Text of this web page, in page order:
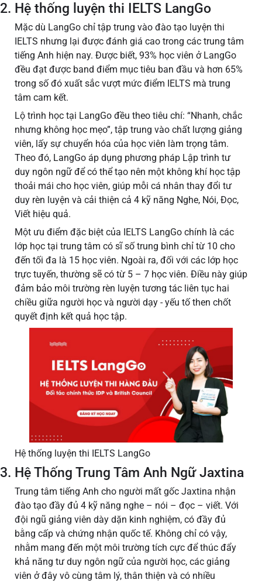
2. Hệ thống luyện thi IELTS LangGo
Mặc dù LangGo chỉ tập trung vào đào tạo luyện thi
IELTS nhưng lại được đánh giá cao trong các trung tâm
tiếng Anh hiện nay. Được biết, 93% học viên ở LangGo
đều đạt được band điểm mục tiêu ban đầu và hơn 65%
trong số đó xuất sắc vượt mức điểm IELTS mà trung
tâm cam kết.
Lộ trình học tại LangGo đều theo tiêu chí: “Nhanh, chắc
nhưng không học mẹo”, tập trung vào chất lượng giảng
viên, lấy sự chuyển hóa của học viên làm trọng tâm.
Theo đó, LangGo áp dụng phương pháp Lập trình tư
duy ngôn ngữ để có thể tạo nên một không khí học tập
thoải mái cho học viên, giúp mỗi cá nhân thay đổi tư
duy rèn luyện và cải thiện cả 4 kỹ năng Nghe, Nói, Đọc,
Viết hiệu quả.
Một ưu điểm đặc biệt của IELTS LangGo chính là các
lớp học tại trung tâm có sĩ số trung bình chỉ từ 10 cho
đến tối đa là 15 học viên. Ngoài ra, đối với các lớp học
trực tuyến, thường sẽ có từ 5 – 7 học viên. Điều này giúp
đảm bảo môi trường rèn luyện tương tác liên tục hai
chiều giữa người học và người dạy - yếu tố then chốt
quyết định kết quả học tập.
Hệ thống luyện thi IELTS LangGo
3. Hệ Thống Trung Tâm Anh Ngữ Jaxtina
Trung tâm tiếng Anh cho người mất gốc Jaxtina nhận
đào tạo đầy đủ 4 kỹ năng nghe – nói – đọc – viết. Với
đội ngũ giảng viên dày dặn kinh nghiệm, có đầy đủ
bằng cấp và chứng nhận quốc tế. Không chỉ có vậy,
nhằm mang đến một môi trường tích cực để thúc đẩy
khả năng tư duy ngôn ngữ của người học, các giảng
viên ở đây vô cùng tâm lý, thân thiện và có nhiều